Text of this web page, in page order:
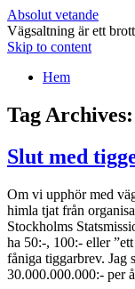
Absolut vetande
Vägsaltning är ett
Skip to content
Hem
Tag Archives:
Slut med
Om vi upphör med
himla tjat från
Stockholms
ha 50:-, 100:- eller
fåniga tiggarbrev. Jag
30.000.000.000:- per